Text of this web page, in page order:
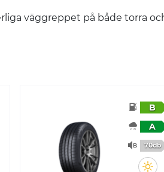
väggreppet på både torra
B
A
70db